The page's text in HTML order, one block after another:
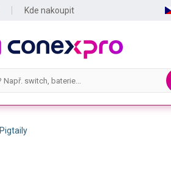
Kde nakoupit
Pigtaily